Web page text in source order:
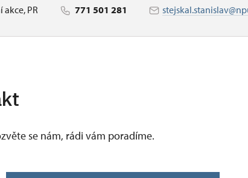
PR 771 501 281
se nám, rádi vám poradíme.